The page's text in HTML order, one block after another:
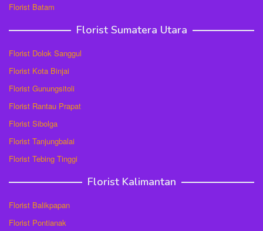
Florist Batam
Florist Sumatera Utara
Florist Dolok Sanggul
Florist Kota Binjai
Florist Gunungsitoli
Florist Rantau Prapat
Florist Sibolga
Florist Tanjungbalai
Florist Tebing Tinggi
Florist Kalimantan
Florist Balikpapan
Florist Pontianak